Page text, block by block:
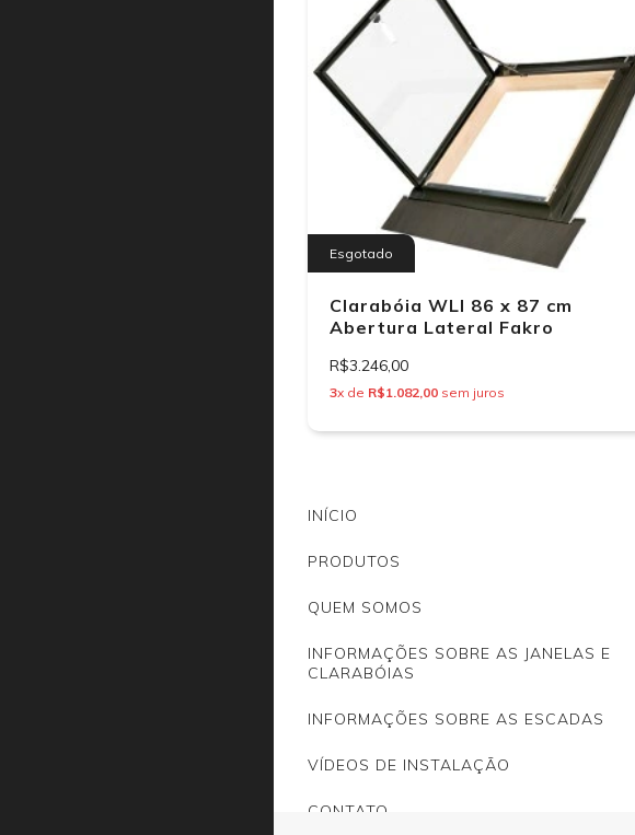
Esgotado
Clarabóia WLI 86 x 87 cm
Abertura Lateral Fakro
R$3.246,00
3x de R$1.082,00 sem juros
INÍCIO
PRODUTOS
QUEM SOMOS
INFORMAÇÕES SOBRE AS JANELAS E
CLARABÓIAS
INFORMAÇÕES SOBRE AS ESCADAS
VÍDEOS DE INSTALAÇÃO
CONTATO